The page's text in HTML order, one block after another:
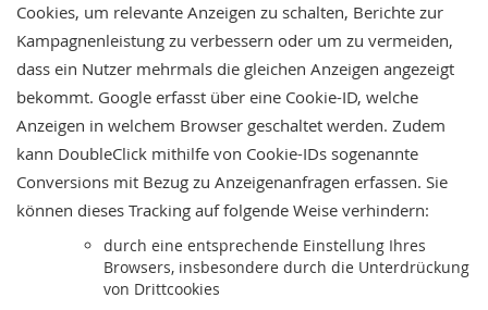
Cookies, um relevante Anzeigen zu schalten, Berichte zur
Kampagnenleistung zu verbessern oder um zu vermeiden,
dass ein Nutzer mehrmals die gleichen Anzeigen angezeigt
bekommt. Google erfasst über eine Cookie-ID, welche
Anzeigen in welchem Browser geschaltet werden. Zudem
kann DoubleClick mithilfe von Cookie-IDs sogenannte
Conversions mit Bezug zu Anzeigenanfragen erfassen. Sie
können dieses Tracking auf folgende Weise verhindern:
durch eine entsprechende Einstellung Ihres
Browsers, insbesondere durch die Unterdrückung
von Drittcookies